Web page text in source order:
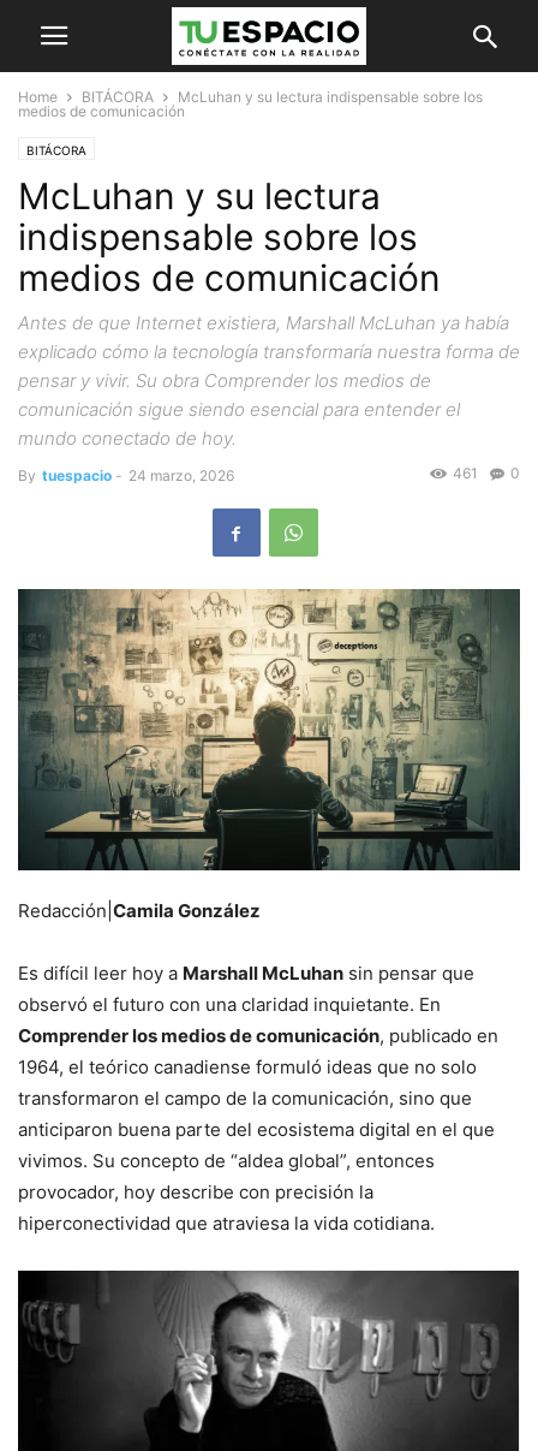
Home BITÁCORA
McLuhan y su lectura indispensable sobre los
medios de comunicación
BITÁCORA
McLuhan y su lectura
indispensable sobre los
medios de comunicación
Antes de que Internet existiera, Marshall McLuhan ya había
explicado cómo la tecnología transformaría nuestra forma de
pensar y vivir. Su obra Comprender los medios de
comunicación sigue siendo esencial para entender el
mundo conectado de hoy.
By tuespacio - 24 marzo, 2026 0
461
Redacción| Camila González
Es difícil leer hoy a Marshall McLuhan sin pensar que
observó el futuro con una claridad inquietante. En
Comprender los medios de comunicación, publicado en
1964, el teórico canadiense formuló ideas que no solo
transformaron el campo de la comunicación, sino que
anticiparon buena parte del ecosistema digital en el que
vivimos. Su concepto de “aldea global”, entonces
provocador, hoy describe con precisión la
hiperconectividad que atraviesa la vida cotidiana.